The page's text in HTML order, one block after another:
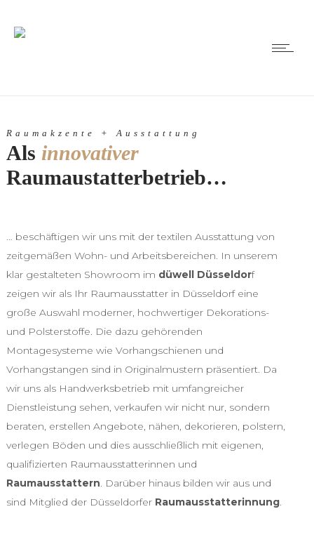
Raumakzente + Ausstattung
Als innovativer
Raumaustatterbetrieb…
… beschäftigen wir uns mit der textilen Ausstattung von
zeitgemäßen Wohn- und Arbeitsbereichen. In unserem
klar gestalteten Showroom im düwell Düsseldorf
zeigen wir als Ihr Raumausstatter in Düsseldorf eine
große Auswahl moderner, hochwertiger Dekorations-
und Polsterstoffe. Die dazu gehörenden
Montagesysteme wie Vorhangschienen und
Vorhangstangen sind in Originalmustern präsentiert. Da
wir uns als Handwerksbetrieb mit umfangreicher
Dienstleistung sehen, verkaufen wir nicht nur, sondern
beraten, erstellen Angebote, nähen, dekorieren, polstern,
verlegen Böden und dies ausschließlich mit eigenen,
qualifizierten Raumausstatterinnen und
Raumausstattern. Darüber hinaus bilden wir aus und
sind Mitglied der Düsseldorfer Raumausstatterinnung.